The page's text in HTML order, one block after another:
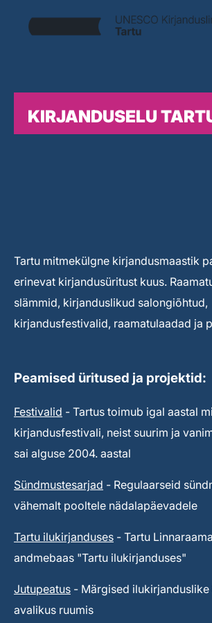
KIRJANDUSELU
Tartu mitmekülgne kirjandusmaastik
erinevat kirjandusüritust kuus.
slämmid, kirjanduslikud salongiõhtud,
kirjandusfestivalid, raamatulaadad ja
Peamised üritused ja projektid:
Festivalid - Tartus toimub igal aastal
kirjandusfestivali, neist suurim ja
sai alguse 2004. aastal
Sündmustesarjad - Regulaarseid
vähemalt pooltele nädalapäevadele
Tartu ilukirjanduses - Tartu
andmebaas "Tartu ilukirjanduses"
Jutupeatus - Märgised
avalikus ruumis